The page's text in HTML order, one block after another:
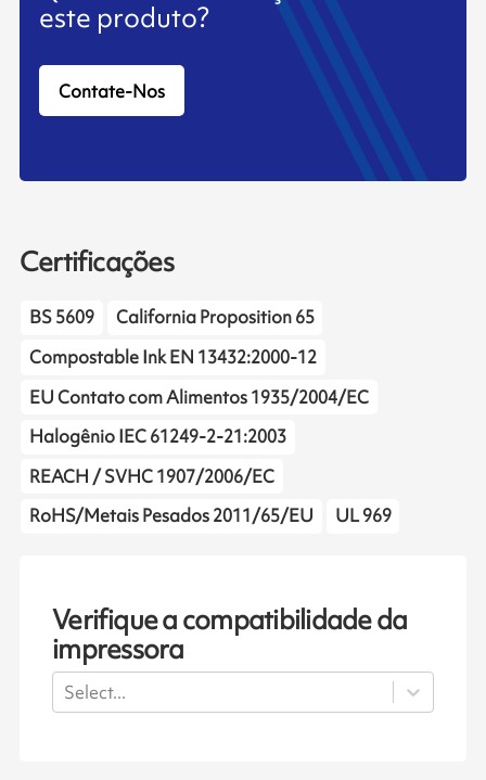
este produto?
Contate-Nos
Certificações
BS 5609
California Proposition 65
Compostable Ink EN 13432:2000-12
EU Contato com Alimentos 1935/2004/EC
Halogênio IEC 61249-2-21:2003
REACH / SVHC 1907/2006/EC
RoHS/Metais Pesados 2011/65/EU
UL 969
Verifique a compatibilidade da
impressora
Select...